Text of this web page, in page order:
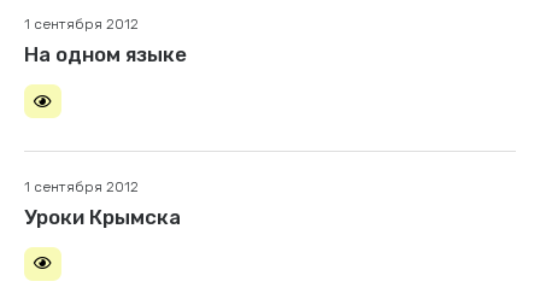
1 сентября 2012
На одном языке
1 сентября 2012
Уроки Крымска